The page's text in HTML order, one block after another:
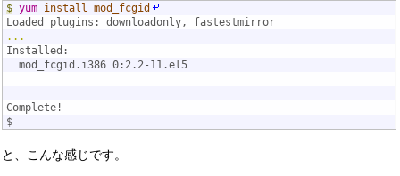
$ yum install mod_fcgid
Loaded plugins: downloadonly, fastestmirror
...
Installed:
  mod_fcgid.i386 0:2.2-11.el5
Complete!
$
と、こんな感じです。